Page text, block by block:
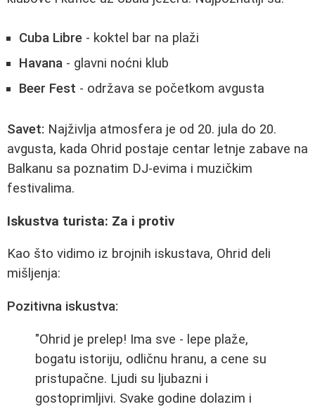
Cuba Libre - koktel bar na plaži
Havana - glavni noćni klub
Beer Fest - održava se početkom avgusta
Savet: Najživlja atmosfera je od 20. jula do 20.
avgusta, kada Ohrid postaje centar letnje zabave na
Balkanu sa poznatim DJ-evima i muzičkim
festivalima.
Iskustva turista: Za i protiv
Kao što vidimo iz brojnih iskustava, Ohrid deli
mišljenja:
Pozitivna iskustva:
"Ohrid je prelep! Ima sve - lepe plaže,
bogatu istoriju, odličnu hranu, a cene su
pristupačne. Ljudi su ljubazni i
gostoprimljivi. Svake godine dolazim i